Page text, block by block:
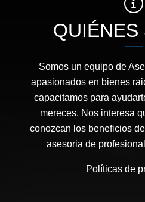
QUIÉNES
Somos un equipo de
apasionados en bienes
capacitamos para
mereces. Nos interesa
conozcan los beneficios
asesoria de
Políticas de